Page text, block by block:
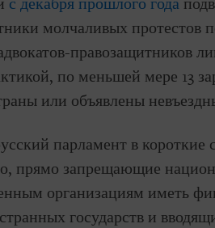
с декабря прошлого года
молчаливых протестов
правозащитников
по меньшей мере 13
или объявлены
парламент в короткие
прямо запрещающие
организациям иметь
государств и